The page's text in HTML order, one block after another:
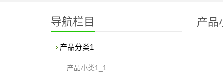
产品
导航栏目
产品分类1
产品小类1_1